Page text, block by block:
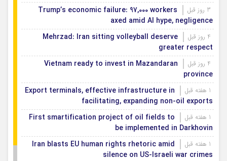
Trump’s economic failure: 97,000 workers
axed amid AI hype, negligence
Mehrzad: Iran sitting volleyball deserve
greater respect
Vietnam ready to invest in Mazandaran
province
Export terminals, effective infrastructure in
facilitating, expanding non-oil exports
First smartification project of oil fields to
be implemented in Darkhovin
Iran blasts EU human rights rhetoric amid
silence on US-Israeli war crimes